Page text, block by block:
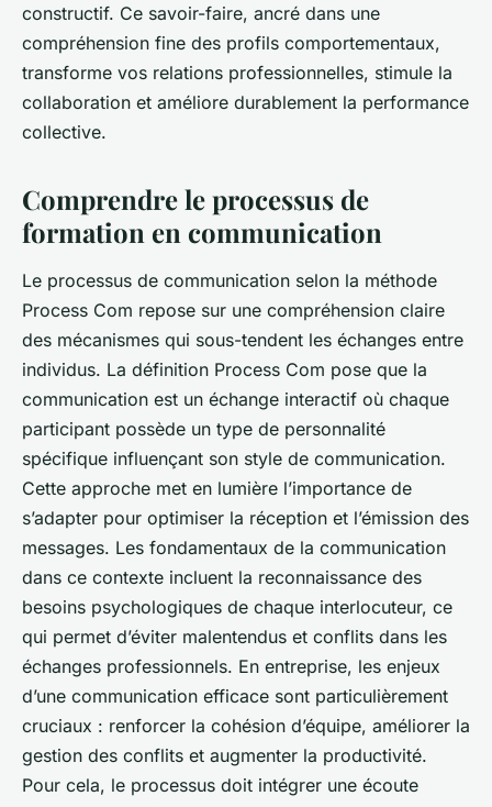
constructif. Ce savoir-faire, ancré dans une
compréhension fine des profils comportementaux,
transforme vos relations professionnelles, stimule la
collaboration et améliore durablement la performance
collective.
Comprendre le processus de
formation en communication
Le processus de communication selon la méthode
Process Com repose sur une compréhension claire
des mécanismes qui sous-tendent les échanges entre
individus. La définition Process Com pose que la
communication est un échange interactif où chaque
participant possède un type de personnalité
spécifique influençant son style de communication.
Cette approche met en lumière l’importance de
s’adapter pour optimiser la réception et l’émission des
messages. Les fondamentaux de la communication
dans ce contexte incluent la reconnaissance des
besoins psychologiques de chaque interlocuteur, ce
qui permet d’éviter malentendus et conflits dans les
échanges professionnels. En entreprise, les enjeux
d’une communication efficace sont particulièrement
cruciaux : renforcer la cohésion d’équipe, améliorer la
gestion des conflits et augmenter la productivité.
Pour cela, le processus doit intégrer une écoute